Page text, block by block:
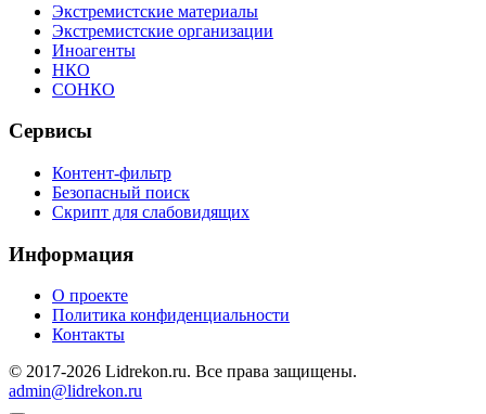
Экстремистские материалы
Экстремистские организации
Иноагенты
НКО
СОНКО
Сервисы
Контент-фильтр
Безопасный поиск
Скрипт для слабовидящих
Информация
О проекте
Политика конфиденциальности
Контакты
© 2017-2026 Lidrekon.ru. Все права защищены.
admin@lidrekon.ru